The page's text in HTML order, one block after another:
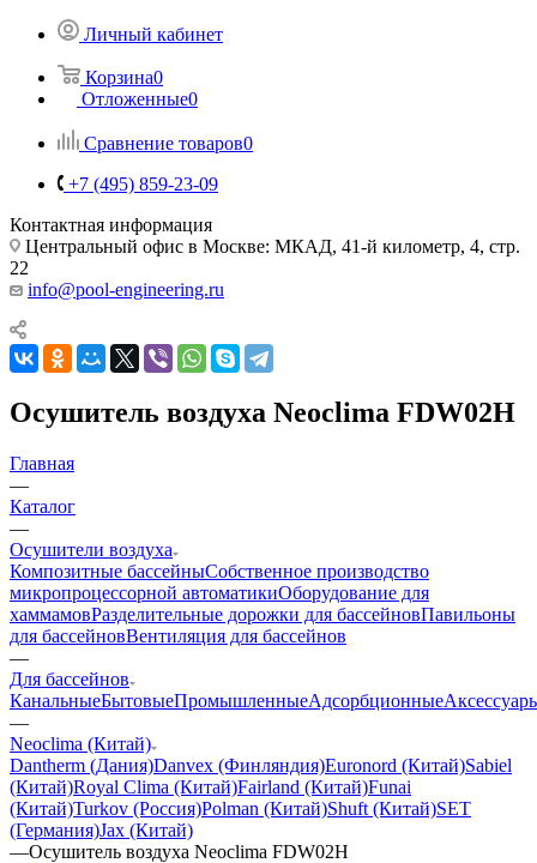
Личный кабинет
Корзина0
Отложенные0
Сравнение товаров0
+7 (495) 859-23-09
Контактная информация
Центральный офис в Москве: МКАД, 41-й километр, 4, стр.
22
info@pool-engineering.ru
Осушитель воздуха Neoclima FDW02H
Главная
—
Каталог
—
Осушители воздуха
Композитные бассейныСобственное производство
микропроцессорной автоматикиОборудование для
хаммамовРазделительные дорожки для бассейновПавильоны
для бассейновВентиляция для бассейнов
—
Для бассейнов
КанальныеБытовыеПромышленныеАдсорбционные
—
Neoclima (Китай)
Dantherm (Дания)Danvex (Финляндия)Euronord (Китай)Sabiel
(Китай)Royal Clima (Китай)Fairland (Китай)Funai
(Китай)Turkov (Россия)Polman (Китай)Shuft (Китай)SET
(Германия)Jax (Китай)
—Осушитель воздуха Neoclima FDW02H